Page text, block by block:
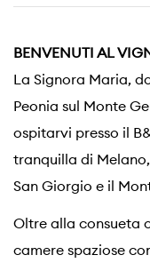
BENVENUTI AL
La Signora Maria,
Peonia sul Monte
ospitarvi presso il
tranquilla di
San Giorgio e il
Oltre alla consueta
camere spaziose